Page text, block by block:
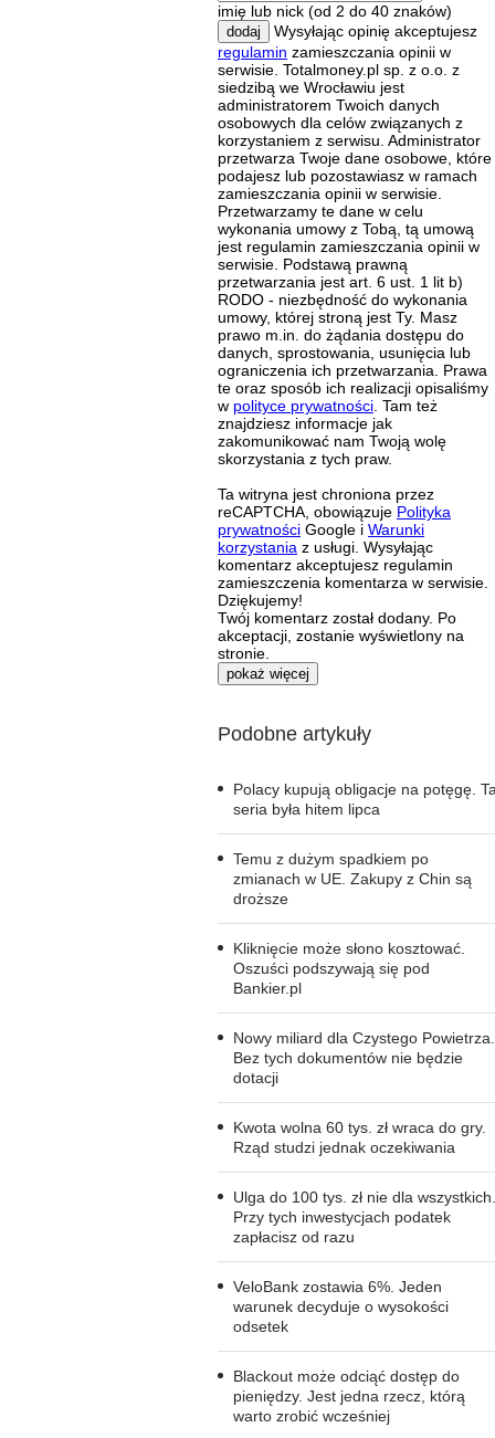
imię lub nick (od 2 do 40 znaków)
dodaj
Wysyłając opinię akceptujesz
regulamin zamieszczania opinii w
serwisie. Totalmoney.pl sp. z o.o. z
siedzibą we Wrocławiu jest
administratorem Twoich danych
osobowych dla celów związanych z
korzystaniem z serwisu. Administrator
przetwarza Twoje dane osobowe, które
podajesz lub pozostawiasz w ramach
zamieszczania opinii w serwisie.
Przetwarzamy te dane w celu
wykonania umowy z Tobą, tą umową
jest regulamin zamieszczania opinii w
serwisie. Podstawą prawną
przetwarzania jest art. 6 ust. 1 lit b)
RODO - niezbędność do wykonania
umowy, której stroną jest Ty. Masz
prawo m.in. do żądania dostępu do
danych, sprostowania, usunięcia lub
ograniczenia ich przetwarzania. Prawa
te oraz sposób ich realizacji opisaliśmy
w polityce prywatności . Tam też
znajdziesz informacje jak
zakomunikować nam Twoją wolę
skorzystania z tych praw.
Ta witryna jest chroniona przez
reCAPTCHA, obowiązuje Polityka
prywatności Google i Warunki
korzystania z usługi. Wysyłając
komentarz akceptujesz regulamin
zamieszczenia komentarza w serwisie.
Dziękujemy!
Twój komentarz został dodany. Po
akceptacji, zostanie wyświetlony na
stronie.
pokaż więcej
Podobne artykuły
Polacy kupują obligacje na potęgę.
seria była hitem lipca
Temu z dużym spadkiem po
zmianach w UE. Zakupy z Chin są
droższe
Kliknięcie może słono kosztować.
Oszuści podszywają się pod
Bankier.pl
Nowy miliard dla Czystego Powietrza.
Bez tych dokumentów nie będzie
dotacji
Kwota wolna 60 tys. zł wraca do gry.
Rząd studzi jednak oczekiwania
Ulga do 100 tys. zł nie dla wszystkich.
Przy tych inwestycjach podatek
zapłacisz od razu
VeloBank zostawia 6%. Jeden
warunek decyduje o wysokości
odsetek
Blackout może odciąć dostęp do
pieniędzy. Jest jedna rzecz, którą
warto zrobić wcześniej